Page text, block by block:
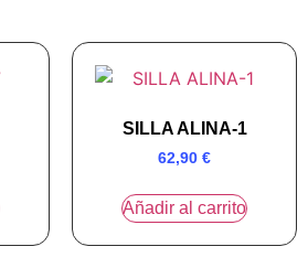
SILLA ALINA-1
62,90 €
Añadir al carrito